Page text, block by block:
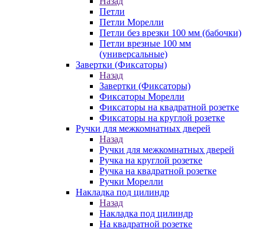
Петли
Петли Морелли
Петли без врезки 100 мм (бабочки)
Петли врезные 100 мм
(универсальные)
Завертки (Фиксаторы)
Назад
Завертки (Фиксаторы)
Фиксаторы Морелли
Фиксаторы на квадратной розетке
Фиксаторы на круглой розетке
Ручки для межкомнатных дверей
Назад
Ручки для межкомнатных дверей
Ручка на круглой розетке
Ручка на квадратной розетке
Ручки Морелли
Накладка под цилиндр
Назад
Накладка под цилиндр
На квадратной розетке